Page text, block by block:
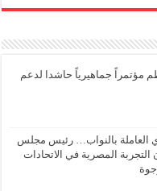
مؤتمراً جماهيرياً حاشدا لدعم
العاملة بالنواب… رئيس مجلس
التجربة المصرية في الاتحادات